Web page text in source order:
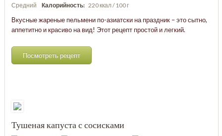
Средний
Калорийность: 220 ккал / 100 г
Вкусные жареные пельмени по-азиатски на праздник – это сытно,
аппетитно и красиво на вид! Этот рецепт простой и легкий.
Посмотреть рецепт
Тушеная капуста с сосисками